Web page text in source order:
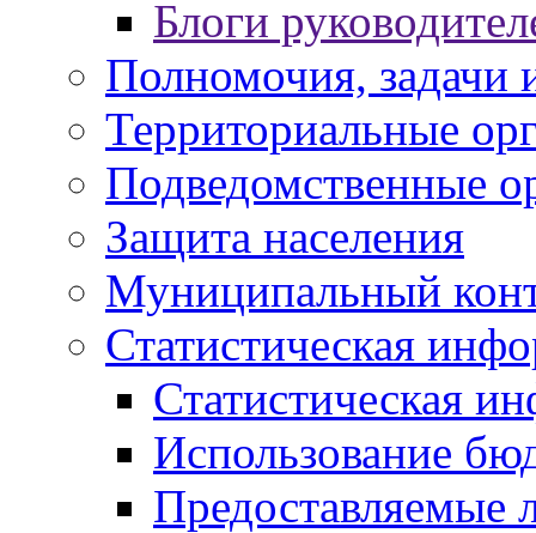
Блоги
Полномочия, задачи
Территориальные
Подведомственные
Защита населения
Муниципальный
Статистическая
Статистическая
Использование
Предоставляемые